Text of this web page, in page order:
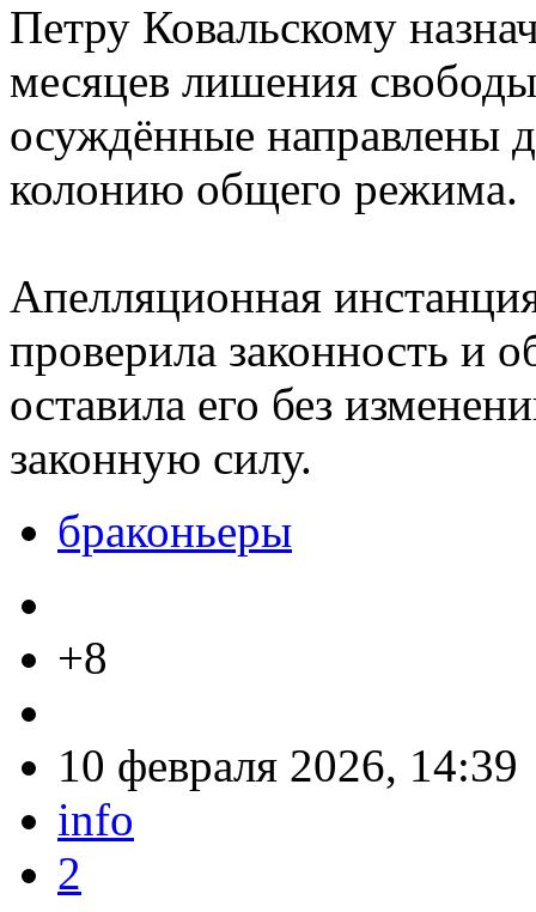
Петру Ковальскому
месяцев лишения
осуждённые направлены
колонию общего режима.
Апелляционная
проверила законность и
оставила его без
законную силу.
браконьеры
+8
10 февраля 2026, 14:39
info
2